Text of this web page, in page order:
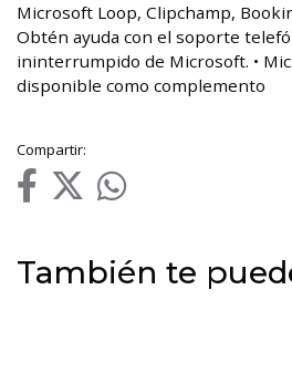
Microsoft Loop, Clipchamp,
Obtén ayuda con el soporte
ininterrumpido de Microsoft. •
disponible como complemento
Compartir:
También te